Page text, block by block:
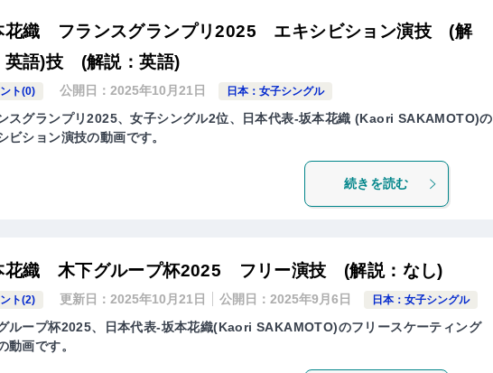
花織 フランスグランプリ2025 エキシビション演技 (解
英語)技 (解説：英語)
ト(0) 公開日：2025年10月21日 日本：女子シングル
スグランプリ2025、女子シングル2位、日本代表-坂本花織 (Kaori SAKAMOTO)の
ビション演技の動画です。
続きを読む
花織 木下グループ杯2025 フリー演技 (解説：なし)
ト(2) 更新日：2025年10月21日 公開日：2025年9月6日 日本：女子シングル
ループ杯2025、日本代表-坂本花織(Kaori SAKAMOTO)のフリースケーティング
動画です。